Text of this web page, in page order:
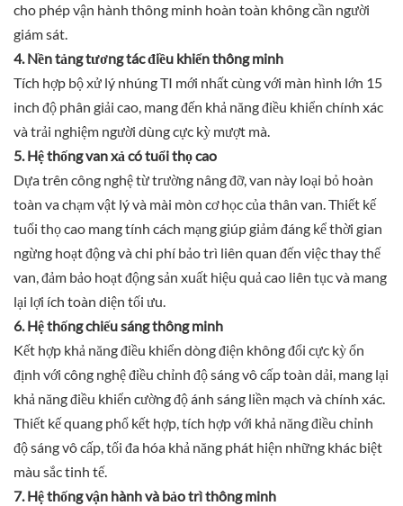
cho phép vận hành thông minh hoàn toàn không cần người
giám sát.
4. Nền tảng tương tác điều khiển thông minh
Tích hợp bộ xử lý nhúng TI mới nhất cùng với màn hình lớn 15
inch độ phân giải cao, mang đến khả năng điều khiển chính xác
và trải nghiệm người dùng cực kỳ mượt mà.
5. Hệ thống van xả có tuổi thọ cao
Dựa trên công nghệ từ trường nâng đỡ, van này loại bỏ hoàn
toàn va chạm vật lý và mài mòn cơ học của thân van. Thiết kế
tuổi thọ cao mang tính cách mạng giúp giảm đáng kể thời gian
ngừng hoạt động và chi phí bảo trì liên quan đến việc thay thế
van, đảm bảo hoạt động sản xuất hiệu quả cao liên tục và mang
lại lợi ích toàn diện tối ưu.
6. Hệ thống chiếu sáng thông minh
Kết hợp khả năng điều khiển dòng điện không đổi cực kỳ ổn
định với công nghệ điều chỉnh độ sáng vô cấp toàn dải, mang lại
khả năng điều khiển cường độ ánh sáng liền mạch và chính xác.
Thiết kế quang phổ kết hợp, tích hợp với khả năng điều chỉnh
độ sáng vô cấp, tối đa hóa khả năng phát hiện những khác biệt
màu sắc tinh tế.
7. Hệ thống vận hành và bảo trì thông minh